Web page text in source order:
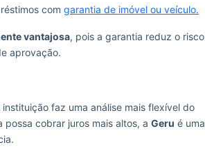
com garantia de imóvel ou veículo.
vantajosa, pois a garantia reduz o risco
aprovação.
faz uma análise mais flexível do
cobrar juros mais altos, a Geru é uma